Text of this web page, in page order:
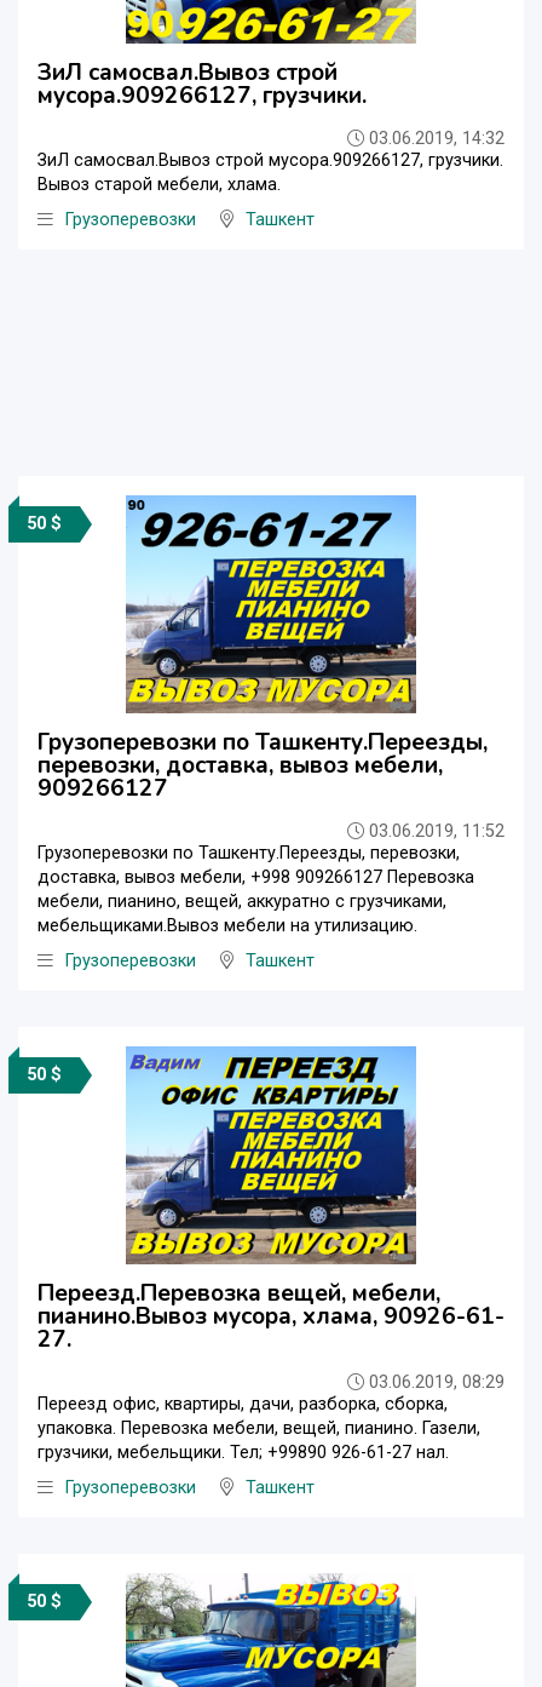
ЗиЛ самосвал.Вывоз строй
мусора.909266127, грузчики.
03.06.2019, 14:32
ЗиЛ самосвал.Вывоз строй мусора.909266127, грузчики.
Вывоз старой мебели, хлама.
Грузоперевозки
Ташкент
50 $
Грузоперевозки по Ташкенту.Переезды,
перевозки, доставка, вывоз мебели,
909266127
03.06.2019, 11:52
Грузоперевозки по Ташкенту.Переезды, перевозки,
доставка, вывоз мебели, +998 909266127 Перевозка
мебели, пианино, вещей, аккуратно с грузчиками,
мебельщиками.Вывоз мебели на утилизацию.
Грузоперевозки
Ташкент
50 $
Переезд.Перевозка вещей, мебели,
пианино.Вывоз мусора, хлама, 90926-61-
27.
03.06.2019, 08:29
Переезд офис, квартиры, дачи, разборка, сборка,
упаковка. Перевозка мебели, вещей, пианино. Газели,
грузчики, мебельщики. Тел; +99890 926-61-27 нал.
Грузоперевозки
Ташкент
50 $